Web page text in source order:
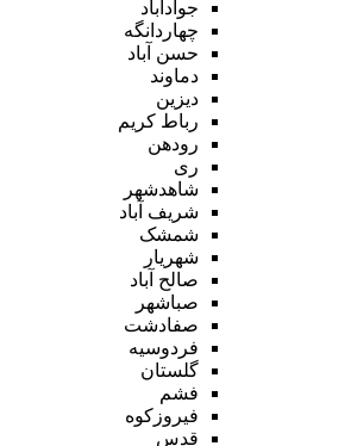
جوادآباد
چهاردانگه
حسن آباد
دماوند
دیزین
رباط کریم
رودهن
ری
شاهدشهر
شریف آباد
شمشک
شهریار
صالح آباد
صباشهر
صفادشت
فردوسیه
گلستان
فشم
فیروزکوه
قدس